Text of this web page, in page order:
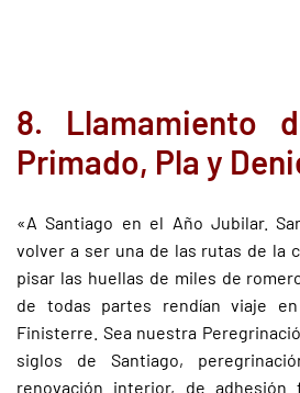
8. Llamamiento
Primado, Pla y
«A Santiago en el Año Jubilar.
volver a ser una de las rutas de la
pisar las huellas de miles de
de todas partes rendían viaje
Finisterre. Sea nuestra
siglos de Santiago,
renovación interior, de